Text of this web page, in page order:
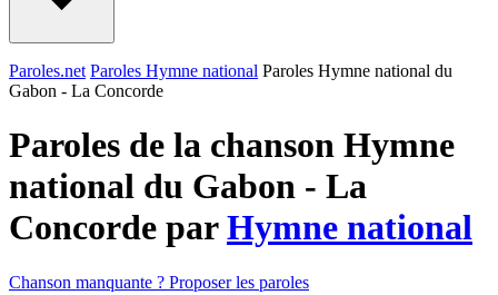
Paroles.net Paroles Hymne national Paroles Hymne national du
Gabon - La Concorde
Paroles de la chanson Hymne
national du Gabon - La
Concorde parHymne national
Chanson manquante ? Proposer les paroles